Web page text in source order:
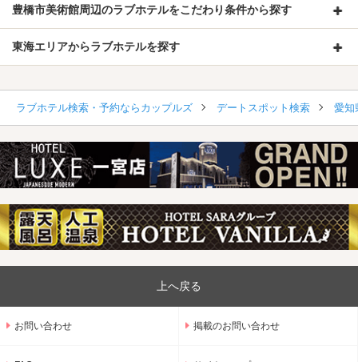
豊橋市美術館周辺のラブホテルをこだわり条件から探す
東海エリアからラブホテルを探す
ラブホテル検索・予約ならカップルズ デートスポット検索 愛知
上へ戻る
お問い合わせ 掲載のお問い合わせ